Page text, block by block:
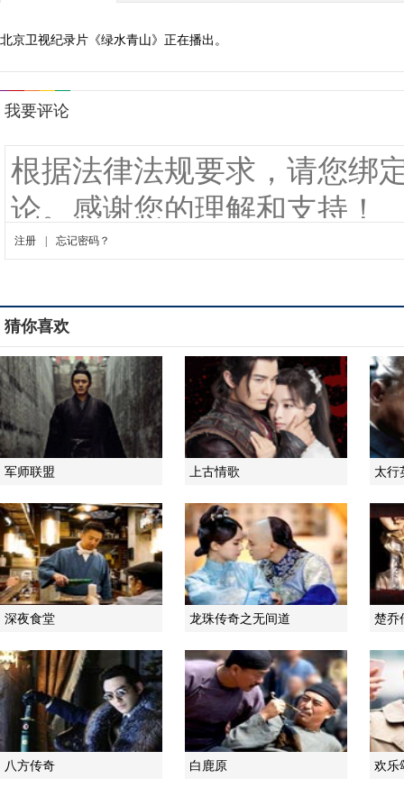
北京卫视纪录片《绿水青山》正在播出。
猜你喜欢
军师联盟 上古情歌 太行
深夜食堂 龙珠传奇之无间道 楚乔
八方传奇 白鹿原 欢乐